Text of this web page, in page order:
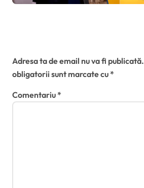
Adresa ta de email nu va fi publicată.
obligatorii sunt marcate cu*
Comentariu*